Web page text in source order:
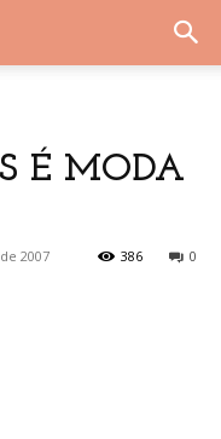
É MODA
2007 0
386